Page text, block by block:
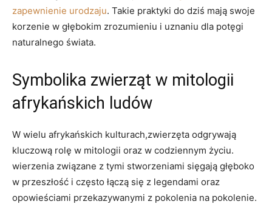
zapewnienie urodzaju. Takie praktyki do dziś mają swoje
korzenie w głębokim zrozumieniu i uznaniu dla potęgi
naturalnego świata.
Symbolika zwierząt w mitologii
afrykańskich ludów
W wielu afrykańskich kulturach,zwierzęta odgrywają
kluczową rolę w mitologii oraz w codziennym życiu.
wierzenia związane z tymi stworzeniami sięgają głęboko
w przeszłość i często łączą się z legendami oraz
opowieściami przekazywanymi z pokolenia na pokolenie.